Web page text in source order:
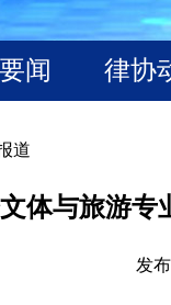
闻 律协
道
体与旅游专
发